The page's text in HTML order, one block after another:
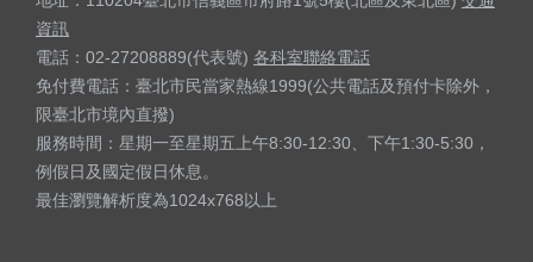
資訊
電話：02-27208889(代表號) 各科室聯絡電話
免付費電話：臺北市民當家熱線1999(公共電話及預付卡除外，
限臺北市境內直撥)
服務時間：星期一至星期五上午8:30-12:30、下午1:30-5:30，
例假日及國定假日休息。
最佳瀏覽解析度為1024x768以上